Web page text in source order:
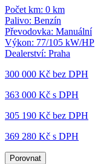
Počet km: 0 km
Palivo: Benzín
Převodovka: Manuální
Výkon: 77/105 kW/HP
Dealerství: Praha
300 000 Kč bez DPH
363 000 Kč s DPH
305 190 Kč bez DPH
369 280 Kč s DPH
Porovnat